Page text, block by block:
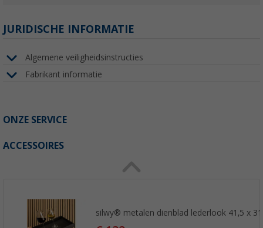
JURIDISCHE INFORMATIE
Algemene veiligheidsinstructies
Fabrikant informatie
ONZE SERVICE
ACCESSOIRES
silwy® metalen dienblad lederlook 41,5 x